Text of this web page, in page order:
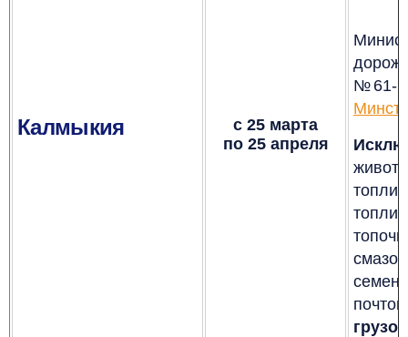
Калмыкия
с 25 марта
по 25 апреля
№61-п